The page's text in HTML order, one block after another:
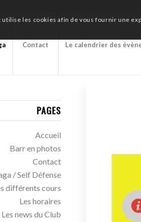
Contact Le calendrier des
PAGES
Accueil
Barr en photos
Contact
/ Self Défense
différents cours
Les horaires
Les news du Club
les cookies afin de vous fournir une